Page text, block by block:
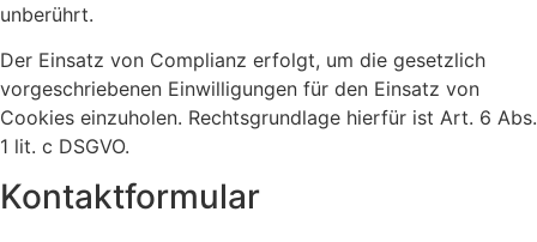
unberührt.
Der Einsatz von Complianz erfolgt, um die gesetzlich
vorgeschriebenen Einwilligungen für den Einsatz von
Cookies einzuholen. Rechtsgrundlage hierfür ist Art. 6 Abs.
1 lit. c DSGVO.
Kontaktformular